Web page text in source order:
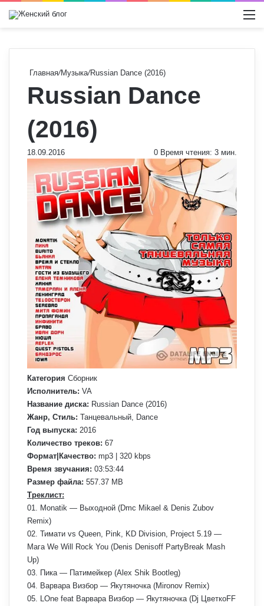
Главная/Музыка/Russian Dance (2016)
Russian Dance
(2016)
18.09.2016 0 Время чтения: 3 мин.
Категория Сборник
Исполнитель: VA
Название диска: Russian Dance (2016)
Жанр, Стиль: Танцевальный, Dance
Год выпуска: 2016
Количество треков: 67
Формат|Качество: mp3 | 320 kbps
Время звучания: 03:53:44
Размер файла: 557.37 MB
Треклист:
01. Monatik — Выходной (Dmc Mikael & Denis Zubov
Remix)
02. Тимати vs Queen, Pink, KD Division, Project 5.19 —
Мага We Will Rock You (Denis Denisoff PartyBreak Mash
Up)
03. Пика — Патимейкер (Alex Shik Bootleg)
04. Варвара Визбор — Якутяночка (Mironov Remix)
05. LOne feat Варвара Визбор — Якутяночка (Dj ЦветкоFF